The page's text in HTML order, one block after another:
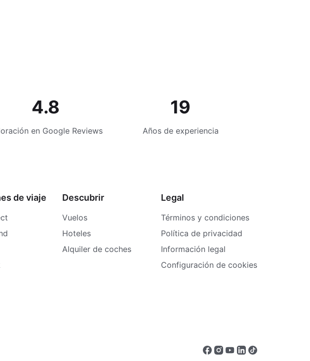
4.8
en Google Reviews
19
Años de experiencia
de viaje Descubrir
Vuelos
Hoteles
Alquiler de coches
Legal
Términos y condiciones
Política de privacidad
Información legal
Configuración de cookies